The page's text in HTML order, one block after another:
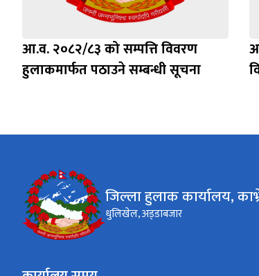
आ.व. २०८२/८३ को सम्पत्ति विवरण
हुलाकमार्फत पठाउने सम्बन्धी सूचना
जिल्ला हुलाक कार्यालय,
धुलिखेल, अड्‍डाबजार